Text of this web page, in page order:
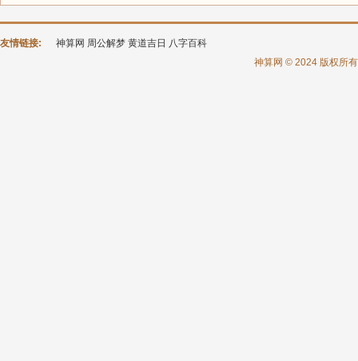
友情链接: 神算网 周公解梦 黄道吉日 八字百科
神算网 © 2024 版权所